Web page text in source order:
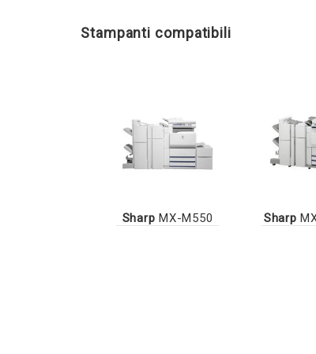
Stampanti compatibili
Sharp MX-M550 Sharp